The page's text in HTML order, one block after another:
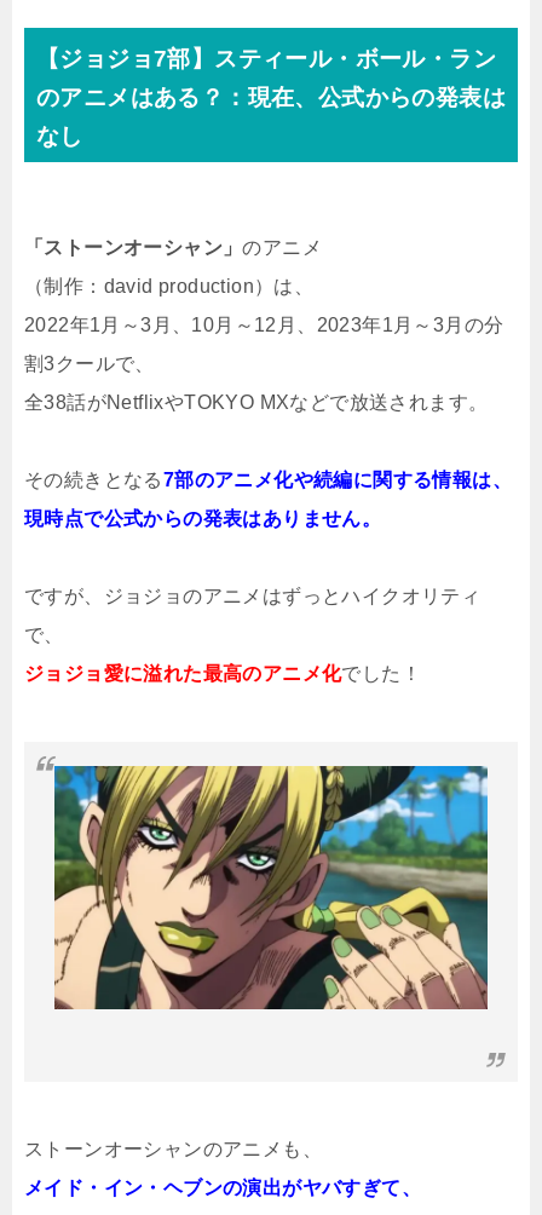
【ジョジョ7部】スティール・ボール・ラン
のアニメはある？：現在、公式からの発表は
なし
「ストーンオーシャン」のアニメ
（制作：david production）は、
2022年1月～3月、10月～12月、2023年1月～3月の分
割3クールで、
全38話がNetflixやTOKYO MXなどで放送されます。
その続きとなる7部のアニメ化や続編に関する情報は、
現時点で公式からの発表はありません。
ですが、ジョジョのアニメはずっとハイクオリティ
で、
ジョジョ愛に溢れた最高のアニメ化でした！
ストーンオーシャンのアニメも、
メイド・イン・ヘブンの演出がヤバすぎて、